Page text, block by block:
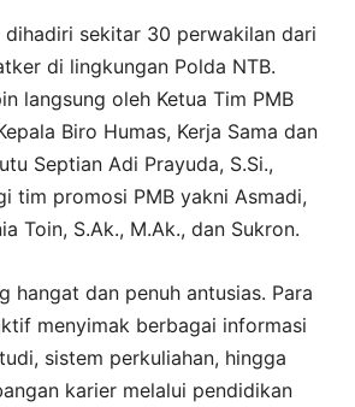
dihadiri sekitar 30 perwakilan dari
di lingkungan Polda NTB.
langsung oleh Ketua Tim PMB
Biro Humas, Kerja Sama dan
Septian Adi Prayuda, S.Si.,
tim promosi PMB yakni Asmadi,
Toin, S.Ak., M.Ak., dan Sukron.
hangat dan penuh antusias. Para
menyimak berbagai informasi
sistem perkuliahan, hingga
karier melalui pendidikan